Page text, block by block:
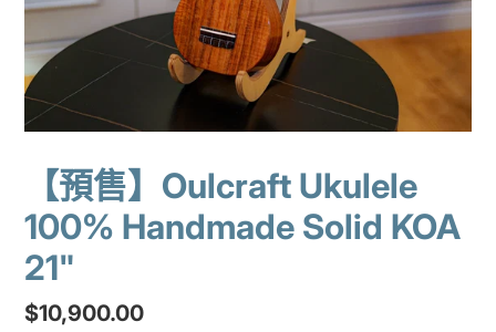
【預售】Oulcraft Ukulele
100% Handmade Solid KOA
21"
定
$10,900.00